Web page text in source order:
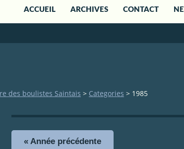
ACCUEIL ARCHIVES CONTACT
des boulistes Saintais > Categories > 1985
« Année précédente